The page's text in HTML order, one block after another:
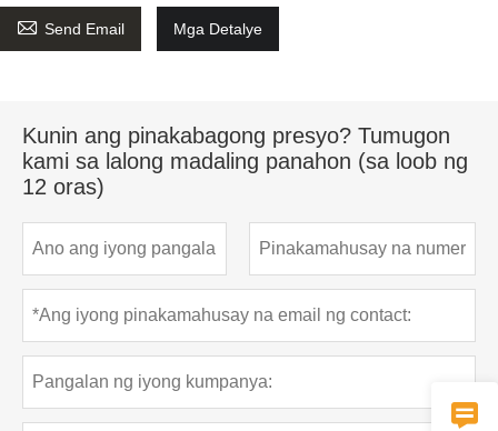
 Send Email Mga Detalye
Kunin ang pinakabagong presyo? Tumugon
kami sa lalong madaling panahon (sa loob ng
12 oras)
